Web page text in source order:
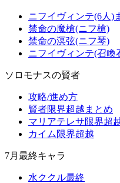
ニフイヴィンテ(6人)
禁命の魔槍(ニフ槍)
禁命の溟弦(ニフ琴)
ニフイヴィンテ(召喚
ソロモナスの賢者
攻略/進め方
賢者限界超越まとめ
マリアテレサ限界超
カイム限界超越
7月最終キャラ
水ククル最終